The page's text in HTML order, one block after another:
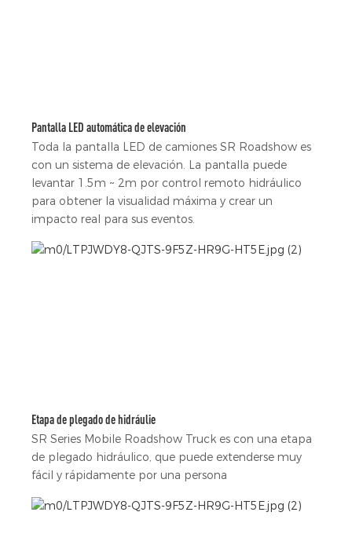
Pantalla LED automática de elevación
Toda la pantalla LED de camiones SR Roadshow es
con un sistema de elevación. La pantalla puede
levantar 1.5m ~ 2m por control remoto hidráulico
para obtener la visualidad máxima y crear un
impacto real para sus eventos.
Etapa de plegado de hidráulie
SR Series Mobile Roadshow Truck es con una etapa
de plegado hidráulico, que puede extenderse muy
fácil y rápidamente por una persona